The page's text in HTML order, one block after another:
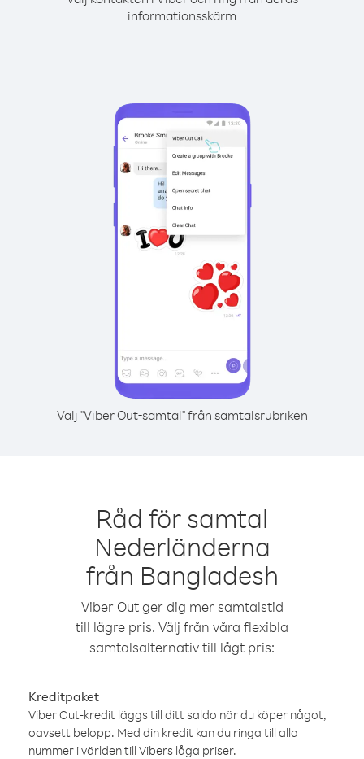
informationsskärm
Välj "Viber Out-samtal" från samtalsrubriken
Råd för samtal
Nederländerna
från Bangladesh
Viber Out ger dig mer samtalstid
till lägre pris. Välj från våra flexibla
samtalsalternativ till lågt pris:
Kreditpaket
Viber Out-kredit läggs till ditt saldo när du köper något,
oavsett belopp. Med din kredit kan du ringa till alla
nummer i världen till Vibers låga priser.